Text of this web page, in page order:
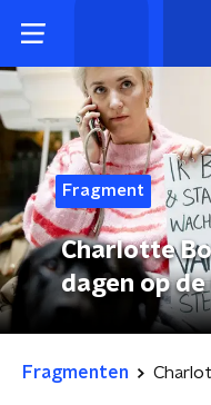
Fragment
Charlotte
dagen op
Fragmenten